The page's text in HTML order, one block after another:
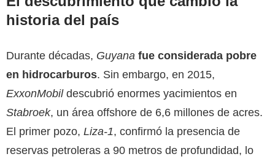
historia del país
Durante décadas, Guyana fue considerada pobre
en hidrocarburos. Sin embargo, en 2015,
ExxonMobil descubrió enormes yacimientos en
Stabroek, un área offshore de 6,6 millones de acres.
El primer pozo, Liza-1, confirmó la presencia de
reservas petroleras a 90 metros de profundidad, lo